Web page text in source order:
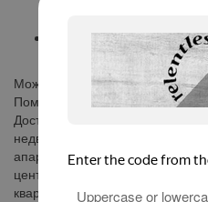
Когда срок завершён и
становитесь
Можно ли взять помещение в
Помещения действительно
Доступны два основных
недвижимость. В первом
апартаментах, складских и
центрах и имущественных
квартирах, домах, коттеджах,